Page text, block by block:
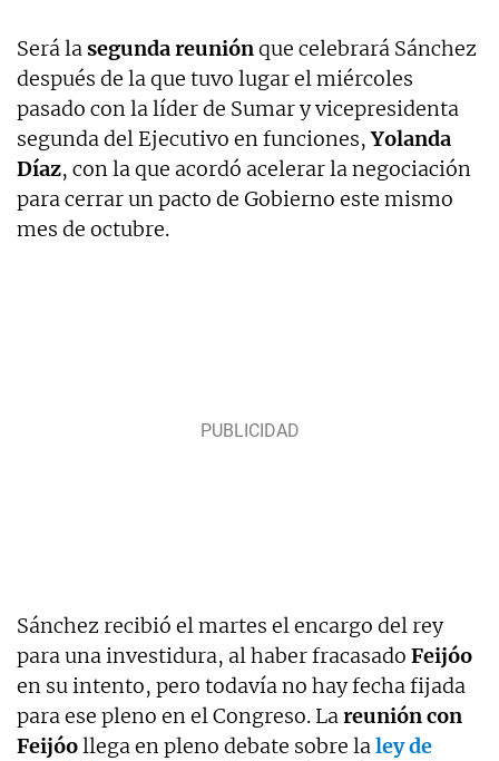
Será lasegunda reuniónque celebrará Sánchez
después de la que tuvo lugar el miércoles
pasado con la líder de Sumar y vicepresidenta
segunda del Ejecutivo en funciones,Yolanda
Díaz, con la que acordó acelerar la negociación
para cerrar un pacto de Gobierno este mismo
mes de octubre.
Sánchez recibió el martes el encargo del rey
para una investidura, al haber fracasado Feijóo
en su intento, pero todavía no hay fecha fijada
para ese pleno en el Congreso. La reunión con
Feijóollega en pleno debate sobre la ley de